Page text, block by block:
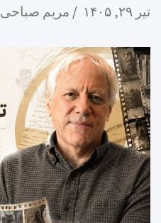
تیر ۲۹, ۱۴۰۵ مریم صباحی